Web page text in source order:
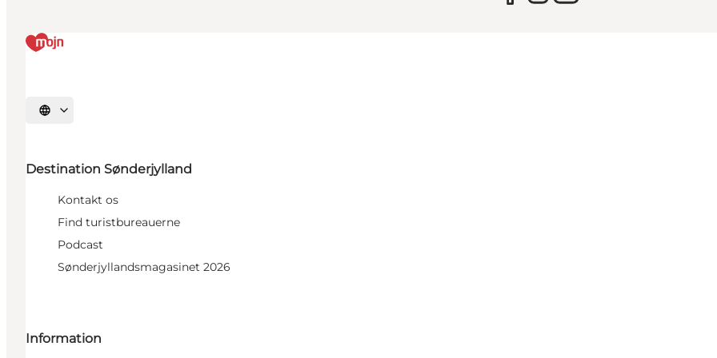
Vælg sprog
Destination Sønderjylland
Kontakt os
Find turistbureauerne
Podcast
Sønderjyllandsmagasinet 2026
Information